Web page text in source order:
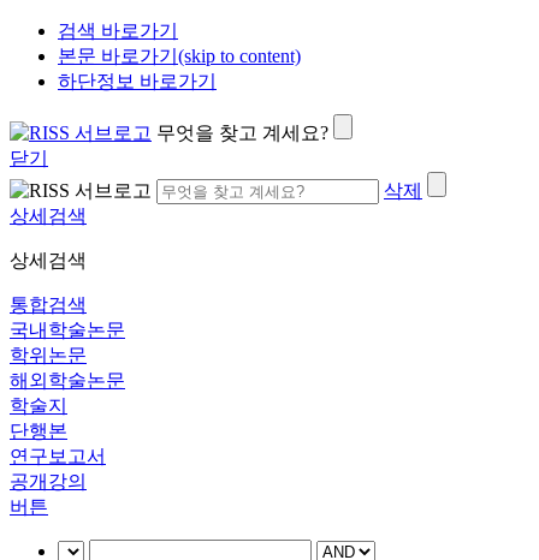
검색 바로가기
본문 바로가기(skip to content)
하단정보 바로가기
무엇을 찾고 계세요?
닫기
삭제
상세검색
상세검색
통합검색
국내학술논문
학위논문
해외학술논문
학술지
단행본
연구보고서
공개강의
버튼